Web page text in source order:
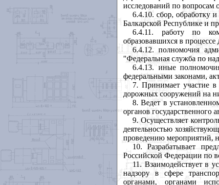
исследований по вопросам
6.4.10. сбор, обработку
Балкарской Республике и
6.4.11. работу по
образовавшихся в процессе
6.4.12. полномочия
"Федеральная служба по
6.4.13. иные
федеральными законами,
7. Принимает участие
дорожных сооружений на
8. Ведет в
органов государственного
9. Осуществляет
деятельностью
проведению мероприятий,
10. Разрабатывает
Российской Федерации по
11. Взаимодействует в
надзору в сфере
органами, органами